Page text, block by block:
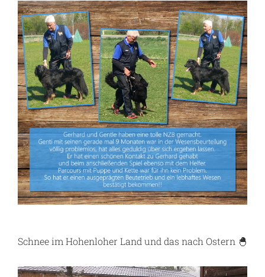
Schnee im Hohenloher Land und das nach Ostern 🐣
Video-